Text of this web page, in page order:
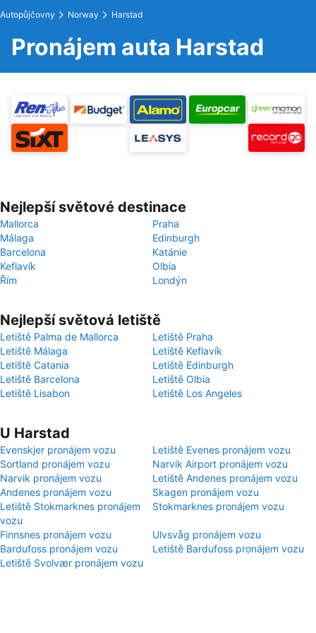
Autopůjčovny Norway Harstad
Pronájem auta Harstad
Nejlepší světové destinace
Mallorca
Praha
Málaga
Edinburgh
Barcelona
Katánie
Keflavík
Olbia
Řím
Londýn
Nejlepší světová letiště
Letiště Palma de Mallorca
Letiště Praha
Letiště Málaga
Letiště Keflavík
Letiště Catania
Letiště Edinburgh
Letiště Barcelona
Letiště Olbia
Letiště Lisabon
Letiště Los Angeles
U Harstad
Evenskjer pronájem vozu
Letiště Evenes pronájem vozu
Sortland pronájem vozu
Narvik Airport pronájem vozu
Narvik pronájem vozu
Letiště Andenes pronájem vozu
Andenes pronájem vozu
Skagen pronájem vozu
Letiště Stokmarknes pronájem
vozu
Stokmarknes pronájem vozu
Finnsnes pronájem vozu
Ulvsvåg pronájem vozu
Bardufoss pronájem vozu
Letiště Bardufoss pronájem vozu
Letiště Svolvær pronájem vozu